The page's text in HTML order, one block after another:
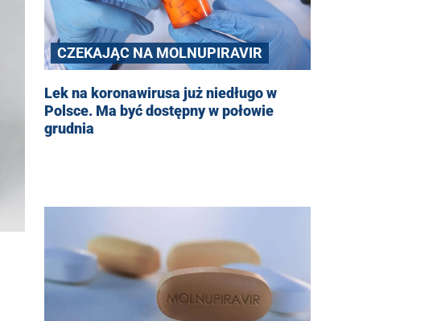
CZEKAJĄC NA MOLNUPIRAVIR
Lek na koronawirusa już niedługo w
Polsce. Ma być dostępny w połowie
grudnia